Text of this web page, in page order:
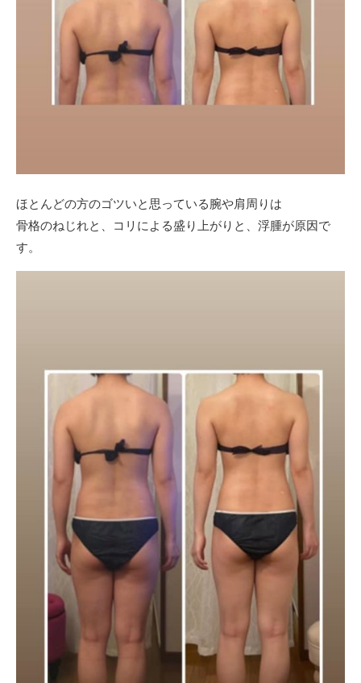
ほとんどの方のゴツいと思っている腕や肩周りは
骨格のねじれと、コリによる盛り上がりと、浮腫が原因で
す。